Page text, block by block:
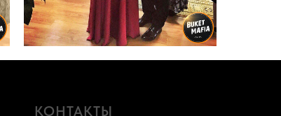
КОНТАКТЫ